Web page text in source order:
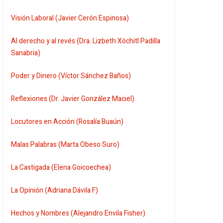
Visión Laboral (Javier Cerón Espinosa)
Al derecho y al revés (Dra. Lizbeth Xóchitl Padilla
Sanabria)
Poder y Dinero (Víctor Sánchez Baños)
Reflexiones (Dr. Javier González Maciel)
Locutores en Acción (Rosalía Buaún)
Malas Palabras (Marta Obeso Suro)
La Castigada (Elena Goicoechea)
La Opinión (Adriana Dávila F)
Hechos y Nombres (Alejandro Envila Fisher)